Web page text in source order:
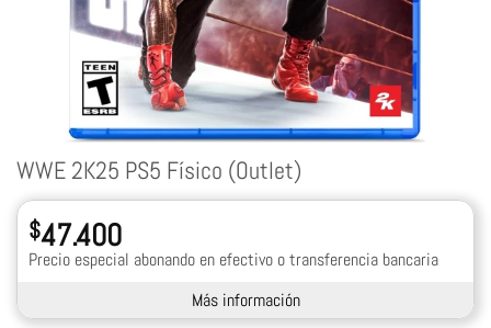
WWE 2K25 PS5 Físico (Outlet)
$47.400
Precio especial abonando en efectivo o transferencia bancaria
Más información